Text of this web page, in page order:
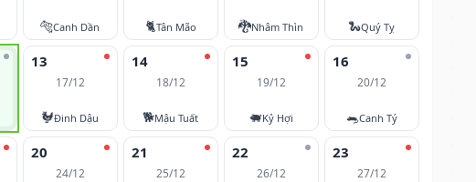
🐅Canh Dần 🐈Tân Mão 🐉Nhâm Thìn 🐍Quý Tỵ
13
17/12
🐓Đinh Dậu
14
18/12
🐕Mậu Tuất
15
19/12
🐖Kỷ Hợi
16
20/12
🐀Canh Tý
20
24/12
21
25/12
22
26/12
23
27/12